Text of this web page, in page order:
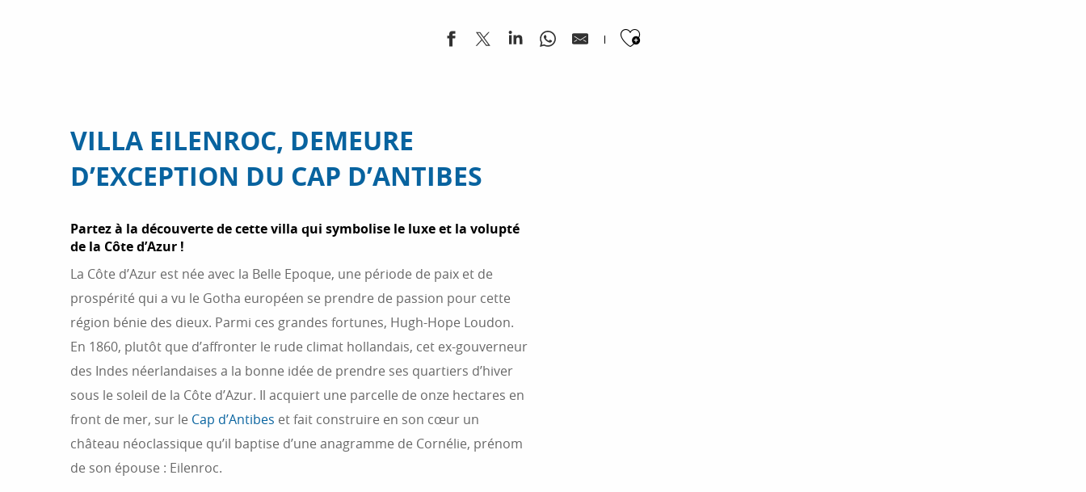
Ajouter aux favoris
VILLA EILENROC, DEMEURE
D’EXCEPTION DU CAP D’ANTIBES
Partez à la découverte de cette villa qui symbolise le luxe et la volupté
de la Côte d’Azur !
La Côte d’Azur est née avec la Belle Epoque, une période de paix et de
prospérité qui a vu le Gotha européen se prendre de passion pour cette
région bénie des dieux. Parmi ces grandes fortunes, Hugh-Hope Loudon.
En 1860, plutôt que d’affronter le rude climat hollandais, cet ex-gouverneur
des Indes néerlandaises a la bonne idée de prendre ses quartiers d’hiver
sous le soleil de la Côte d’Azur. Il acquiert une parcelle de onze hectares en
front de mer, sur le Cap d’Antibes et fait construire en son cœur un
château néoclassique qu’il baptise d’une anagramme de Cornélie, prénom
de son épouse : Eilenroc.